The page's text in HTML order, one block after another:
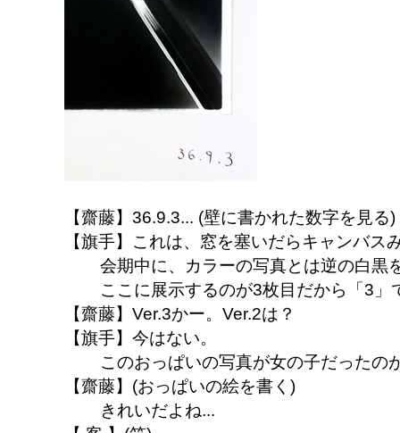
【齋藤】36.9.3... (壁に書かれた数字を見る)
【旗手】これは、窓を塞いだらキャンバス
会期中に、カラーの写真とは逆の白黒
ここに展示するのが3枚目だから「3」
【齋藤】Ver.3かー。Ver.2は？
【旗手】今はない。
このおっぱいの写真が女の子だったの
【齋藤】(おっぱいの絵を書く)
きれいだよね...